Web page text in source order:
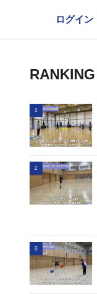
ログイン
RANKING
1
2
3